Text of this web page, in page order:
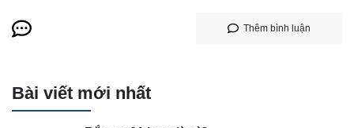
Thêm bình luận
Bài viết mới nhất